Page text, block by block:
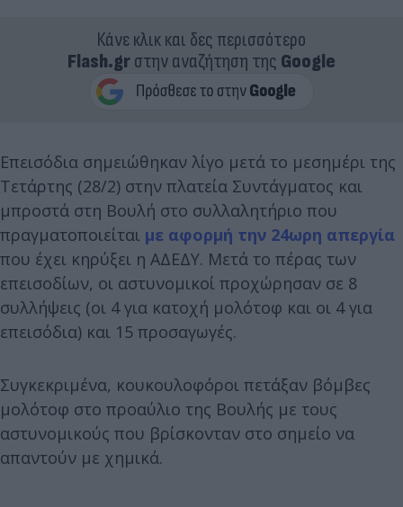
Κάνε κλικ και δες περισσότερο
Flash.grστην αναζήτηση της Google
Επεισόδια σημειώθηκαν λίγο μετά το μεσημέρι της
Τετάρτης (28/2) στην πλατεία Συντάγματος και
μπροστά στη Βουλή στο συλλαλητήριο που
πραγματοποιείται με αφορμή την 24ωρη απεργία
που έχει κηρύξει η ΑΔΕΔΥ. Μετά το πέρας των
επεισοδίων, οι αστυνομικοί προχώρησαν σε 8
συλλήψεις (οι 4 για κατοχή μολότοφ και οι 4 για
επεισόδια) και 15 προσαγωγές.
Συγκεκριμένα, κουκουλοφόροι πετάξαν βόμβες
μολότοφ στο προαύλιο της Βουλής με τους
αστυνομικούς που βρίσκονταν στο σημείο να
απαντούν με χημικά.